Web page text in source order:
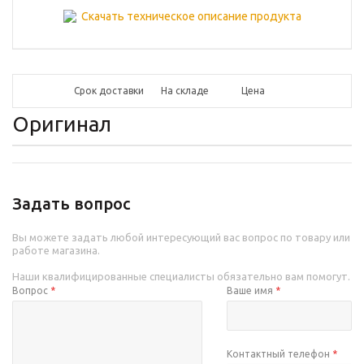
Скачать техническое описание продукта
Срок доставки На складе Цена
Оригинал
Задать вопрос
Вы можете задать любой интересующий вас вопрос по товару или
работе магазина.
Наши квалифицированные специалисты обязательно вам помогут.
Вопрос * Ваше имя *
Контактный телефон *